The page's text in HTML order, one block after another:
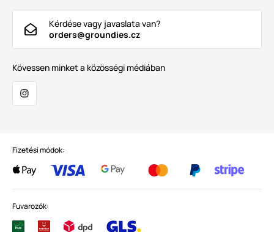
Kérdése vagy javaslata van?
orders@groundies.cz
Kövessen minket a közösségi médiában
Fizetési módok:
Fuvarozók: